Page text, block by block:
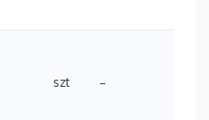
szt –